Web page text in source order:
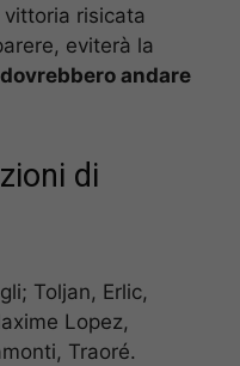
risicata
eviterà la
dovrebbero andare
di
Toljan, Erlic,
Lopez,
Traoré.